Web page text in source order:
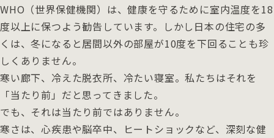
WHO（世界保健機関）は、健康を守るために室内温度を18
度以上に保つよう勧告しています。しかし日本の住宅の多
くは、冬になると居間以外の部屋が10度を下回ることも珍
しくありません。
寒い廊下、冷えた脱衣所、冷たい寝室。私たちはそれを
「当たり前」だと思ってきました。
でも、それは当たり前ではありません。
寒さは、心疾患や脳卒中、ヒートショックなど、深刻な健